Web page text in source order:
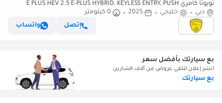
تويوتا كامري E PLUS HEV 2.5 E-PLUS HYBRID, KEYLESS ENTRY, PUSH
START, SUNROOF, MODEL 2025 SAUDI SPECS
دبي خليجي 2025
0 كيلومتر
إتصل
واتساب
بع سيارتك بأفضل سعر
انشر إعلان لتلقي عروض من آلاف الشارين
بع سيارتك